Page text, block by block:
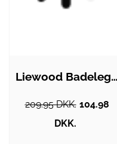
Liewood Badelegetøj - 2-pak - Ned -…
209.95 DKK. 104.98
DKK.